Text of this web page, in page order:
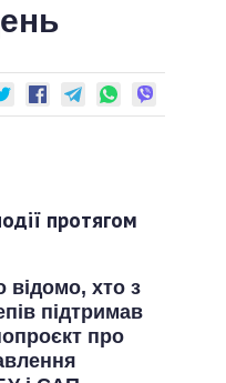
протягом
відомо, хто з
підтримав
про